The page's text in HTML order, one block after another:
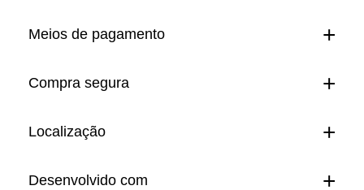
Meios de pagamento
Compra segura
Localização
Desenvolvido com